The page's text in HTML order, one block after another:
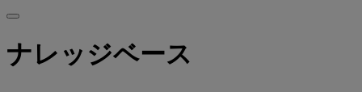
ナレッジベース